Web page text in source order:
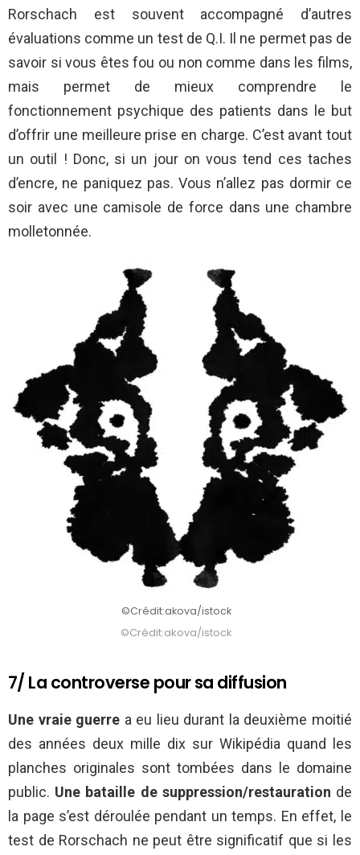
Rorschach est souvent accompagné d’autres
évaluations comme un test de Q.I. Il ne permet pas de
savoir si vous êtes fou ou non comme dans les films,
mais permet de mieux comprendre le
fonctionnement psychique des patients dans le but
d’offrir une meilleure prise en charge. C’est avant tout
un outil ! Donc, si un jour on vous tend ces taches
d’encre, ne paniquez pas. Vous n’allez pas dormir ce
soir avec une camisole de force dans une chambre
molletonnée.
©Crédit:akova/istock
©Crédit:akova/istock
7/ La controverse pour sa diffusion
Une vraie guerre a eu lieu durant la deuxième moitié
des années deux mille dix sur Wikipédia quand les
planches originales sont tombées dans le domaine
public. Une bataille de suppression/restauration de
la page s’est déroulée pendant un temps. En effet, le
test de Rorschach ne peut être significatif que si les